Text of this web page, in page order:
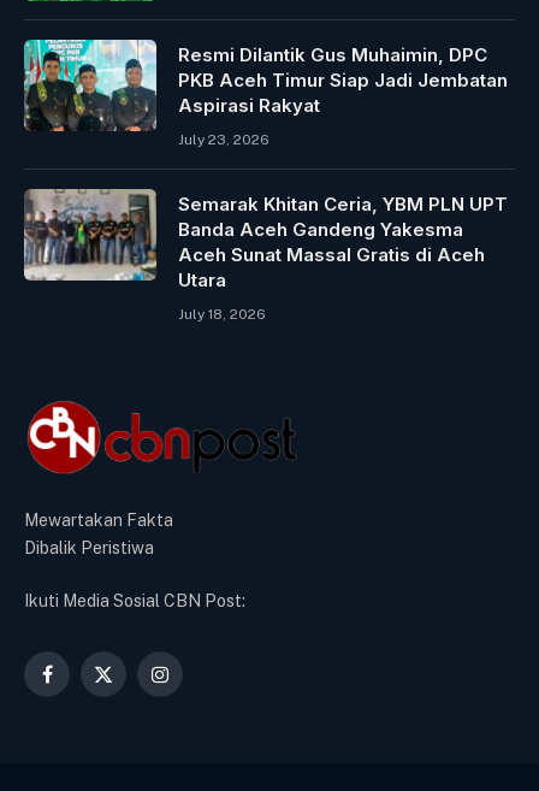
Resmi Dilantik Gus Muhaimin, DPC
PKB Aceh Timur Siap Jadi Jembatan
Aspirasi Rakyat
July 23, 2026
Semarak Khitan Ceria, YBM PLN UPT
Banda Aceh Gandeng Yakesma
Aceh Sunat Massal Gratis di Aceh
Utara
July 18, 2026
Mewartakan Fakta
Dibalik Peristiwa
Ikuti Media Sosial CBN Post:
Facebook
X
Instagram